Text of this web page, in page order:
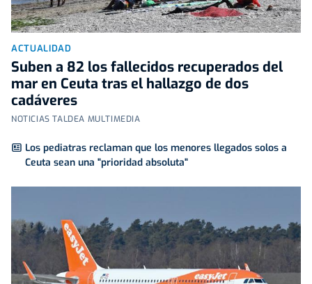
ACTUALIDAD
Suben a 82 los fallecidos recuperados del
mar en Ceuta tras el hallazgo de dos
cadáveres
NOTICIAS TALDEA MULTIMEDIA
Los pediatras reclaman que los menores llegados solos a
Ceuta sean una "prioridad absoluta"